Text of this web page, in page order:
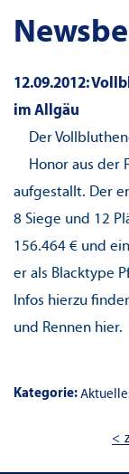
12.09.2012:
im Allgäu
Der
Honor aus der
aufgestallt. Der
8 Siege und 12
156.464 € und
er als Blacktype
Infos hierzu
und Rennen hier.
Kategorie: